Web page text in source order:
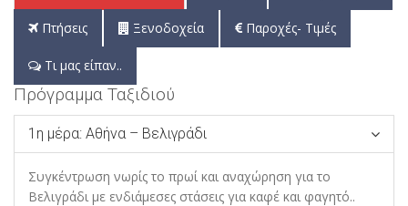
Πτήσεις Ξενοδοχεία Παροχές- Τιμές
Τι μας είπαν..
Πρόγραμμα Ταξιδιού
1η μέρα: Αθήνα – Βελιγράδι
Συγκέντρωση νωρίς το πρωί και αναχώρηση για το
Βελιγράδι με ενδιάμεσες στάσεις για καφέ και φαγητό..